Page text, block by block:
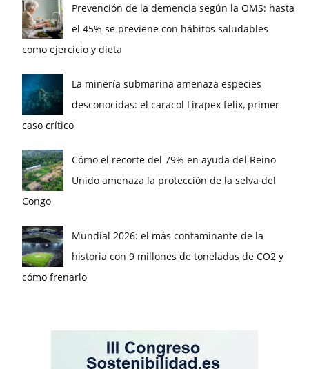
Prevención de la demencia según la OMS: hasta
el 45% se previene con hábitos saludables
como ejercicio y dieta
La minería submarina amenaza especies
desconocidas: el caracol Lirapex felix, primer
caso crítico
Cómo el recorte del 79% en ayuda del Reino
Unido amenaza la protección de la selva del
Congo
Mundial 2026: el más contaminante de la
historia con 9 millones de toneladas de CO2 y
cómo frenarlo